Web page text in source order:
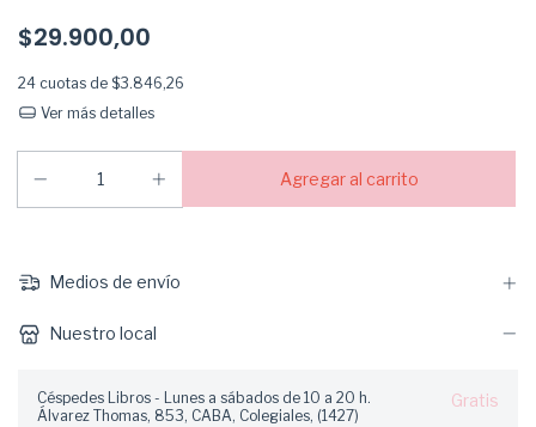
$29.900,00
24 cuotas de $3.846,26
Ver más detalles
Medios de envío
Nuestro local
Céspedes Libros - Lunes a sábados de 10 a 20 h.
Álvarez Thomas, 853, CABA, Colegiales, (1427)
Gratis